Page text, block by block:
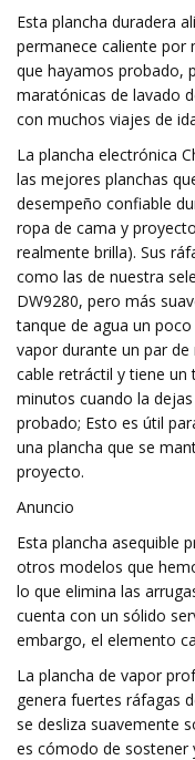
Esta plancha duradera
permanece caliente por
que hayamos probado,
maratónicas de lavado
con muchos viajes de
La plancha electrónica
las mejores planchas
desempeño confiable
ropa de cama y
realmente brilla). Sus
como las de nuestra
DW9280, pero más
tanque de agua un
vapor durante un par
cable retráctil y tiene
minutos cuando la
probado; Esto es útil
una plancha que se
proyecto.
Anuncio
Esta plancha asequible
otros modelos que
lo que elimina las
cuenta con un sólido
embargo, el elemento
La plancha de vapor
genera fuertes ráfagas
se desliza suavemente
es cómodo de sostener